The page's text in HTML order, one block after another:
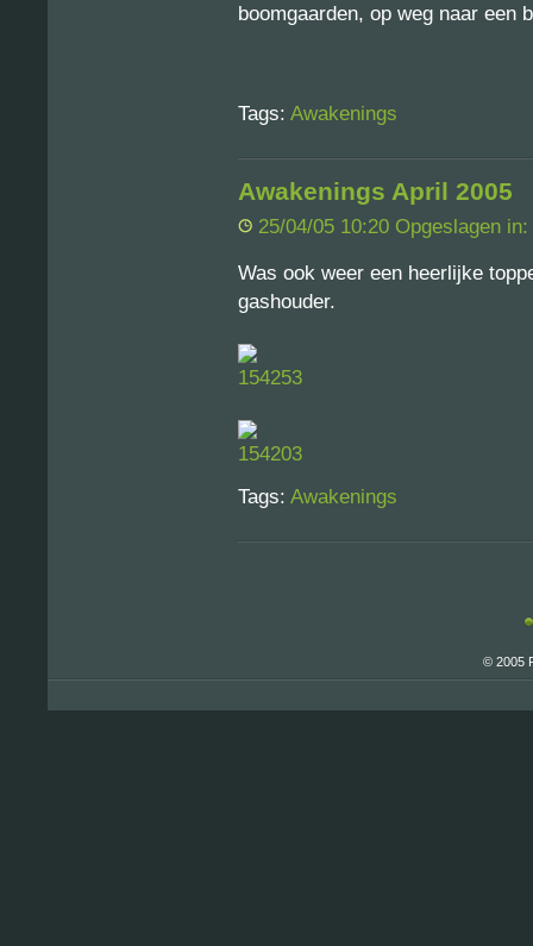
boomgaarden, op weg naar een
Tags: Awakenings
Awakenings April 2005
25/04/05 10:20 Opgeslagen in:
Was ook weer een heerlijke
gashouder.
Tags: Awakenings
© 2005